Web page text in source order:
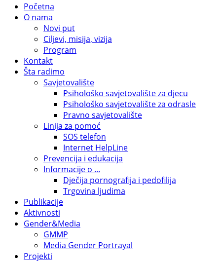
Početna
O nama
Novi put
Ciljevi, misija, vizija
Program
Kontakt
Šta radimo
Savjetovalište
Psihološko savjetovalište za djecu
Psihološko savjetovalište za odrasle
Pravno savjetovalište
Linija za pomoć
SOS telefon
Internet HelpLine
Prevencija i edukacija
Informacije o ...
Dječija pornografija i pedofilija
Trgovina ljudima
Publikacije
Aktivnosti
Gender&Media
GMMP
Media Gender Portrayal
Projekti